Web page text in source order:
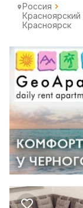
Россия
Красноярский
Красноярск